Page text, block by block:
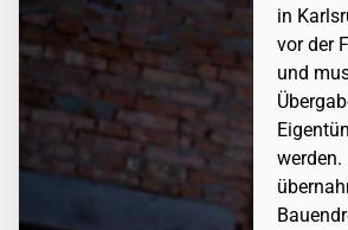
in
vor der
und
werden.